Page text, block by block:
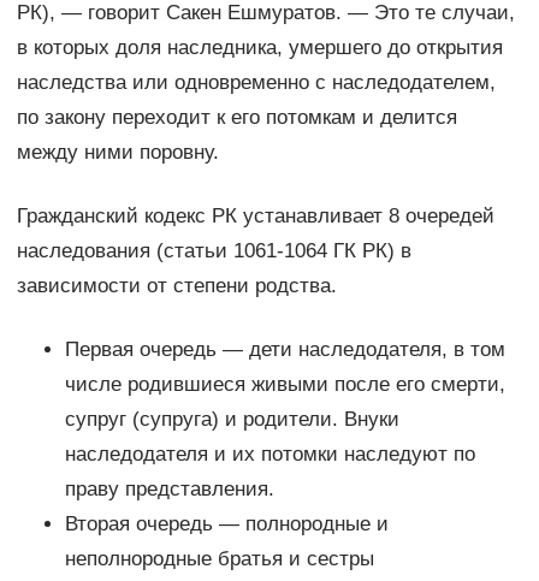
РК), — говорит Сакен Ешмуратов. — Это те случаи,
в которых доля наследника, умершего до открытия
наследства или одновременно с наследодателем,
по закону переходит к его потомкам и делится
между ними поровну.
Гражданский кодекс РК устанавливает 8 очередей
наследования (статьи 1061-1064 ГК РК) в
зависимости от степени родства.
Первая очередь — дети наследодателя, в том
числе родившиеся живыми после его смерти,
супруг (супруга) и родители. Внуки
наследодателя и их потомки наследуют по
праву представления.
Вторая очередь — полнородные и
неполнородные братья и сестры